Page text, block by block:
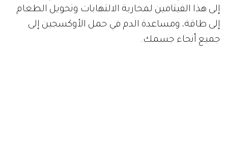
إلى هذا الفيتامين لمحاربة الالتهابات وتحويل الطعام
إلى طاقة، ومساعدة الدم في حمل الأوكسجين إلى
جميع أنحاء جسمك.